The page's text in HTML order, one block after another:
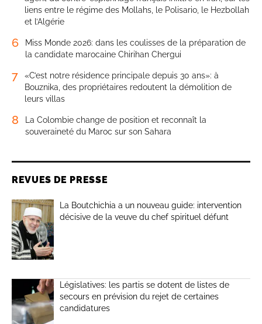
liens entre le régime des Mollahs, le Polisario, le Hezbollah
et l’Algérie
6
Miss Monde 2026: dans les coulisses de la préparation de
la candidate marocaine Chirihan Chergui
7
«C’est notre résidence principale depuis 30 ans»: à
Bouznika, des propriétaires redoutent la démolition de
leurs villas
8
La Colombie change de position et reconnaît la
souveraineté du Maroc sur son Sahara
REVUES DE PRESSE
La Boutchichia a un nouveau guide: intervention
décisive de la veuve du chef spirituel défunt
Législatives: les partis se dotent de listes de
secours en prévision du rejet de certaines
candidatures